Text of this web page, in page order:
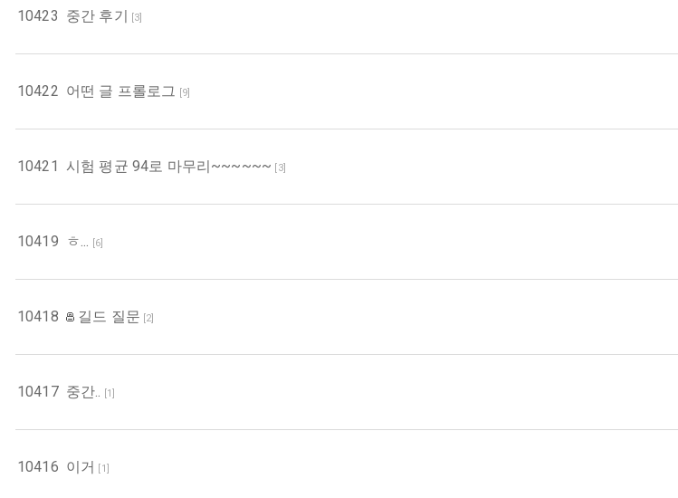
10423 중간 후기 [3]
10422 어떤 글 프롤로그 [9]
10421 시험 평균 94로 마무리~~~~~~ [3]
10419 ㅎ... [6]
10418 길드 질문 [2]
10417 중간.. [1]
10416 이거 [1]